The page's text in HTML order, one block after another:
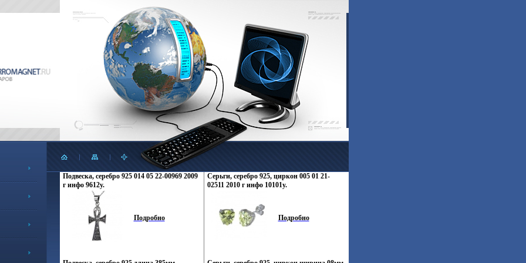
Подвеска, серебро 925 014 05 22-00969 2009
г инфо 9612y.
Подробно
Серьги, серебро 925, циркон 005 01 21-
02511 2010 г инфо 10101y.
Подробно